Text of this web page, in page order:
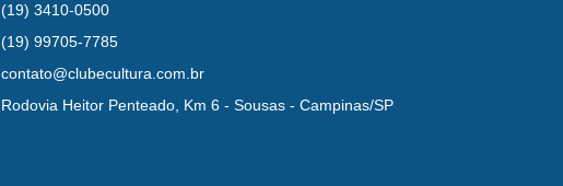
(19) 3410-0500
(19) 99705-7785
contato@clubecultura.com.br
Rodovia Heitor Penteado, Km 6 - Sousas - Campinas/SP